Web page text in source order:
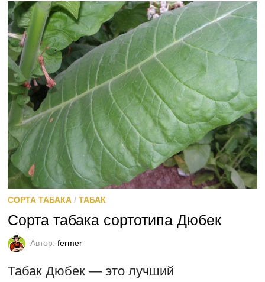
СОРТА ТАБАКА/ ТАБАК
Сорта табака сортотипа Дюбек
Автор: fermer
Табак Дюбек — это лучший